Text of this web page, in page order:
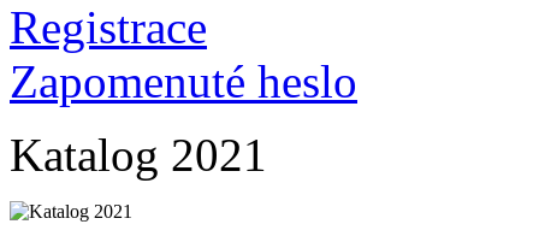
Registrace
Zapomenuté heslo
Katalog 2021